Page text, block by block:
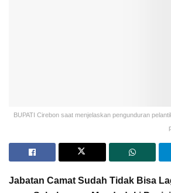
BUPATI Cirebon saat menjelaskan pengunduran
Jabatan Camat Sudah Tidak Bisa